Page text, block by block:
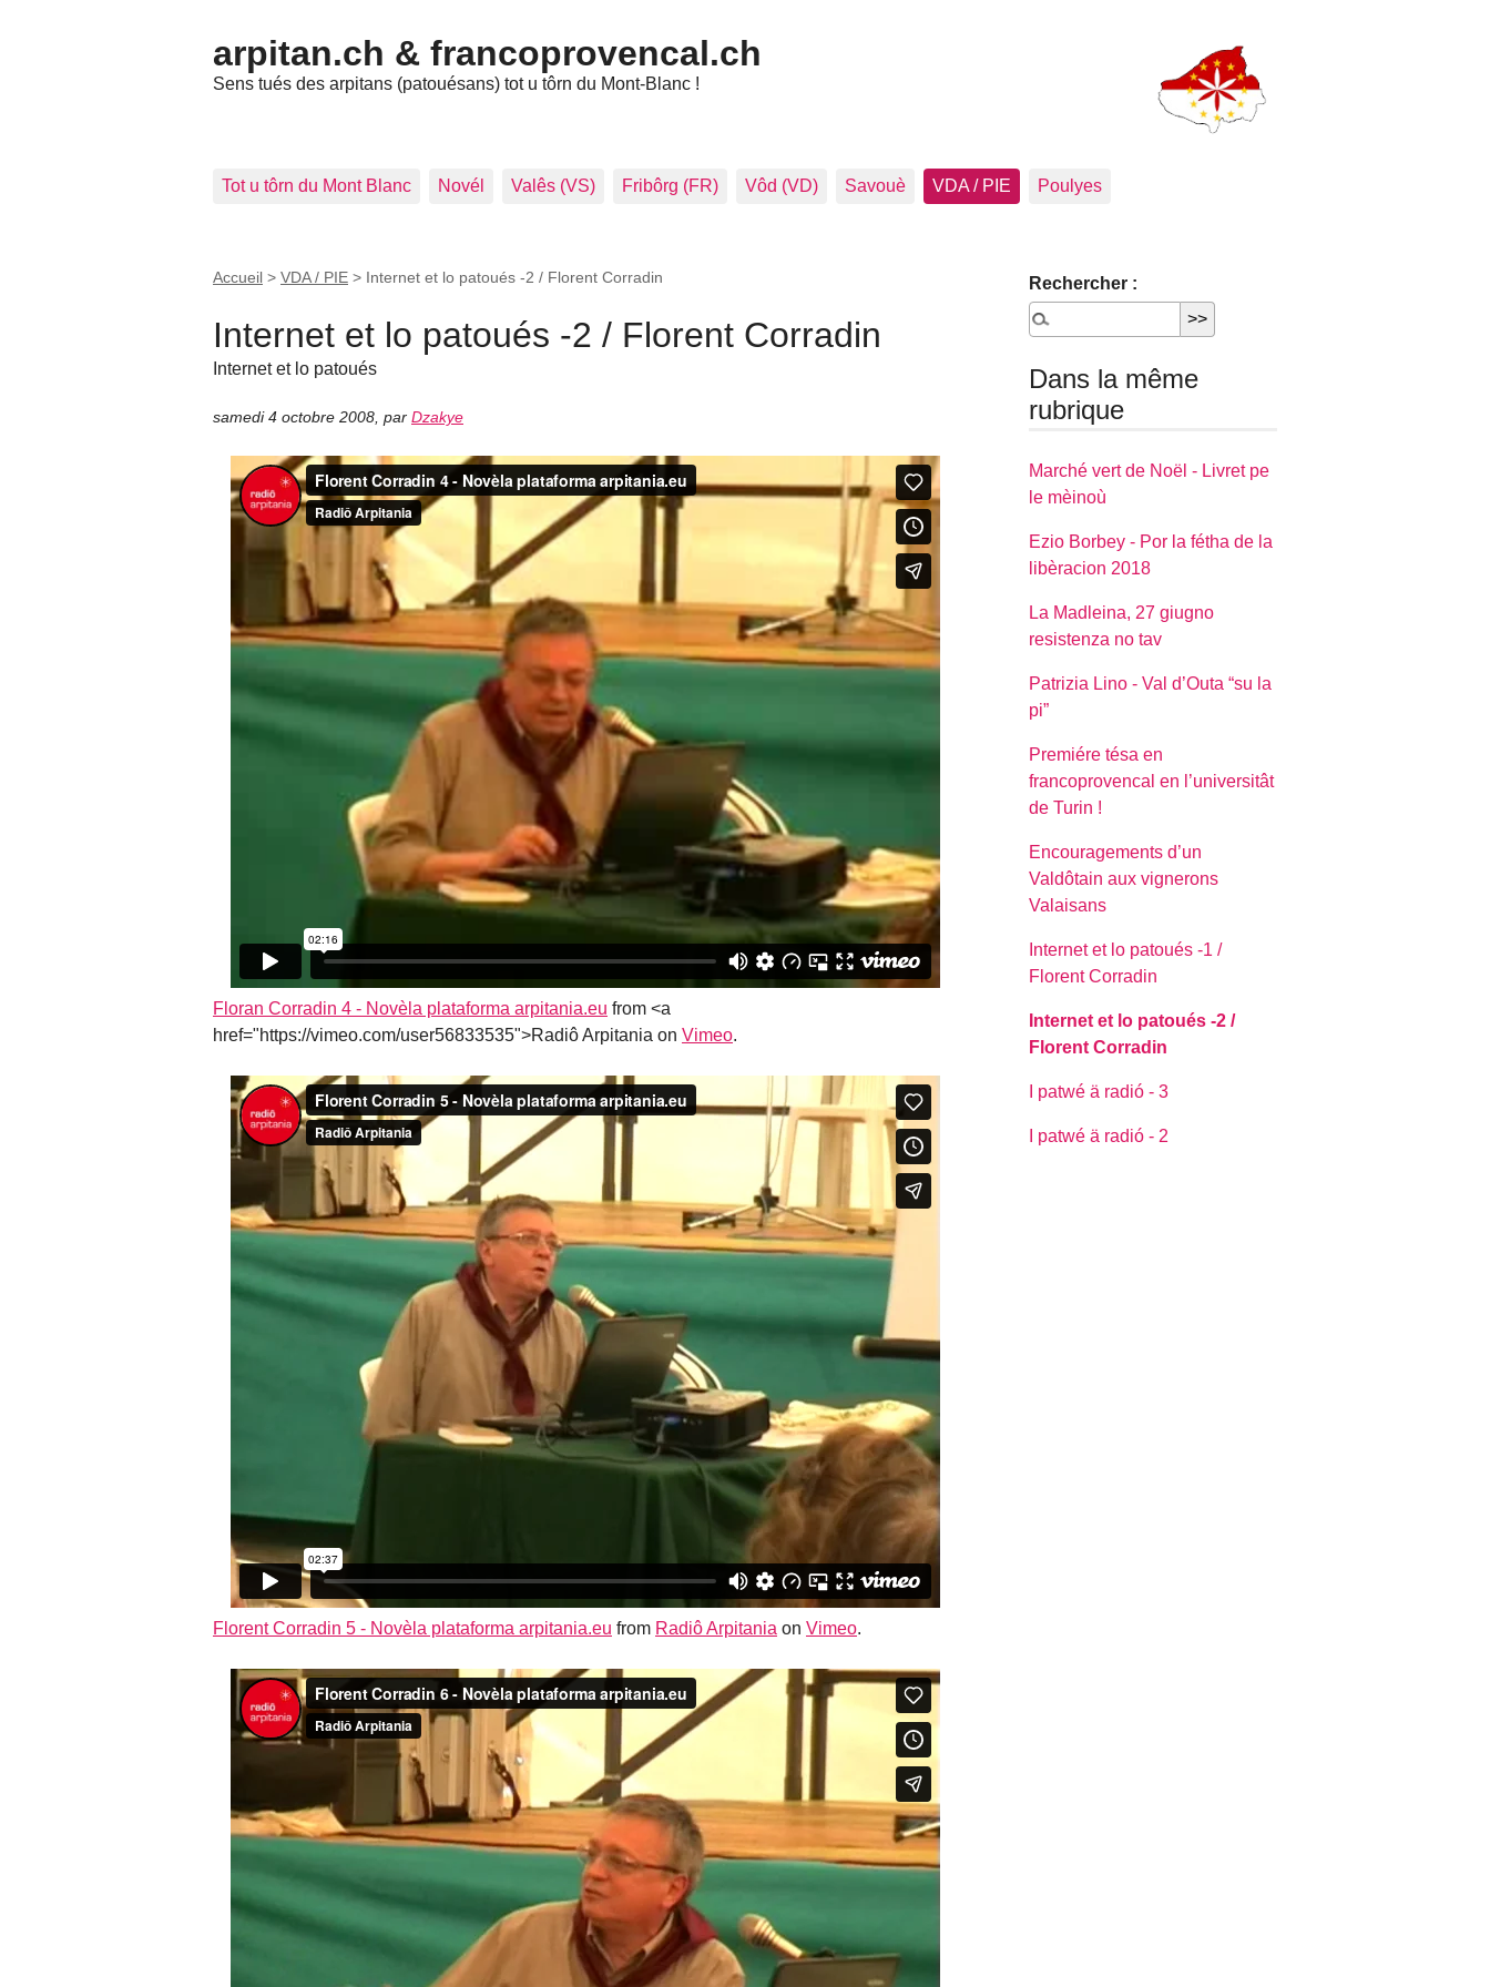
arpitan.ch & francoprovencal.ch
Sens tués des arpitans (patouésans) tot u tôrn du Mont-Blanc !
Tot u tôrn du Mont Blanc Novél Valês (VS) Fribôrg (FR) Vôd (VD) Savouè VDA / PIE Poulyes
Accueil > VDA / PIE > Internet et lo patoués -2 / Florent Corradin
Internet et lo patoués -2 / Florent Corradin
Internet et lo patoués
samedi 4 octobre 2008 par Dzakye
Floran Corradin 4 - Novèla plataforma arpitania.eu from <a
href="https://vimeo.com/user56833535">Radiô Arpitania on Vimeo.
Florent Corradin 5 - Novèla plataforma arpitania.eu from Radiô Arpitania on Vimeo.
Rechercher :
Dans la même
rubrique
Marché vert de Noël - Livret pe
le mèinoù
Ezio Borbey - Por la fétha de la
libèracion 2018
La Madleina, 27 giugno
resistenza no tav
Patrizia Lino - Val d’Outa “su la
pi”
Premiére tésa en
francoprovencal en l’universitât
de Turin !
Encouragements d’un
Valdôtain aux vignerons
Valaisans
Internet et lo patoués -1 /
Florent Corradin
Internet et lo patoués -2 /
Florent Corradin
I patwé ä radió - 3
I patwé ä radió - 2